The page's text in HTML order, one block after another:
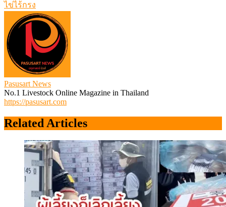
ไข่ไร้กรง
Pasusart News
No.1 Livestock Online Magazine in Thailand
https://pasusart.com
Related Articles